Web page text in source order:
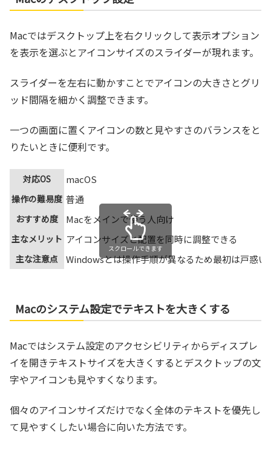
Macではデスクトップ上を右クリックして表示オプション
を表示を選ぶとアイコンサイズのスライダーが現れます。
スライダーを左右に動かすことでアイコンの大きさとグリ
ッド間隔を細かく調整できます。
一つの画面に置くアイコンの数と見やすさのバランスをと
りたいときに便利です。
対応OS macOS
操作の難易度 普通
おすすめ度 Macをメインで使う人向け
主なメリット アイコンサイズと配置を同時に調整できる
主な注意点 Windowsとは操作手順が異なるため最初は戸惑い
スクロールできます
Macのシステム設定でテキストを大きくする
Macではシステム設定のアクセシビリティからディスプレ
イを開きテキストサイズを大きくするとデスクトップの文
字やアイコンも見やすくなります。
個々のアイコンサイズだけでなく全体のテキストを優先し
て見やすくしたい場合に向いた方法です。